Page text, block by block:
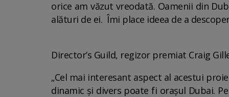
orice am văzut vreodată. Oamenii din
alături de ei. Îmi place ideea de a
Director’s Guild, regizor premiat Craig
„Cel mai interesant aspect al acestui
dinamic și divers poate fi orașul Dubai.